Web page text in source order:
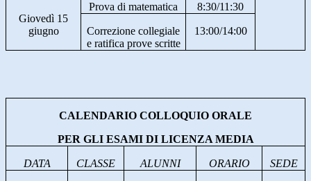
Giovedì 15
giugno
Prova di matematica 8:30/11:30
Correzione collegiale
e ratifica prove scritte
13:00/14:00
CALENDARIO COLLOQUIO ORALE
PER GLI ESAMI DI LICENZA MEDIA
DATA CLASSE ALUNNI ORARIO SEDE